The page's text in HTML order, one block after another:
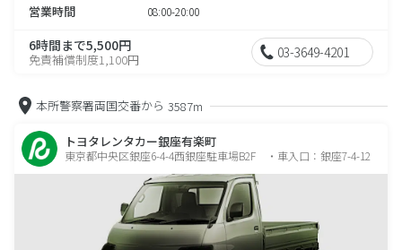
営業時間 08:00-20:00
6時間まで5,500円
免責補償制度1,100円 03-3649-4201
本所警察署両国交番から 3587m
トヨタレンタカー銀座有楽町
東京都中央区銀座6-4-4西銀座駐車場B2F ・車入口：銀座7-4-12